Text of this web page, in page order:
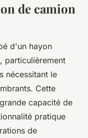
de camion
d'un hayon
particulièrement
nécessitant le
Cette
capacité de
pratique
de